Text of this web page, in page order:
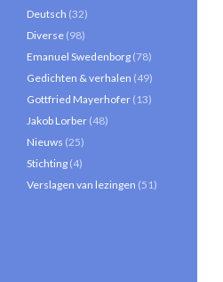
Deutsch (32)
Diverse (98)
Emanuel Swedenborg (78)
Gedichten & verhalen (49)
Gottfried Mayerhofer (13)
Jakob Lorber (48)
Nieuws (25)
Stichting (4)
Verslagen van lezingen (51)